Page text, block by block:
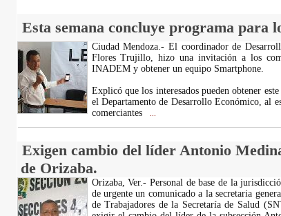
Esta semana concluye programa para
Ciudad Mendoza.- El coordinador de
Flores Trujillo, hizo una invitación a los
INADEM y obtener un equipo Smartphone.
Explicó que los interesados pueden obtener
el Departamento de Desarrollo Económico, al
comerciantes
Exigen cambio del líder Antonio
de Orizaba.
Orizaba, Ver.- Personal de base de la
de urgente un comunicado a la secretaria
de Trabajadores de la Secretaría de Salud